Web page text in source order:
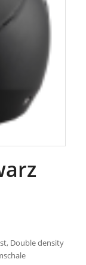
Double density